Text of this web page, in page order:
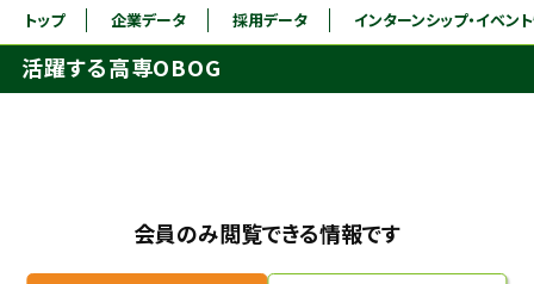
高専OBOGをさがす
9/30
トップ 企業データ 採用データ インターンシップ・イベン
活躍する高専OBOG
会員のみ閲覧できる情報です